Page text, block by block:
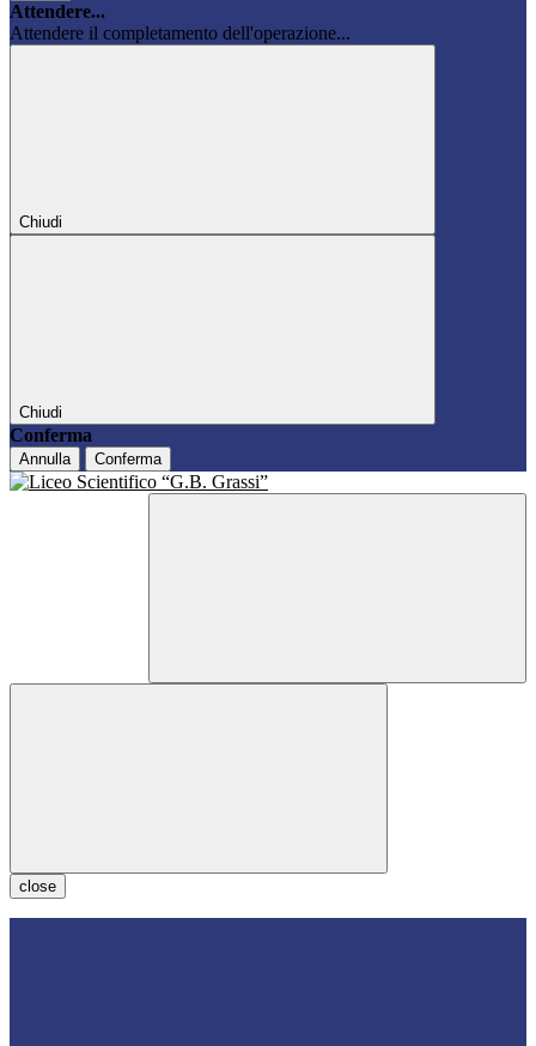
Attendere...
Attendere il completamento dell'operazione...
Chiudi
Chiudi
Conferma
Annulla Conferma
close